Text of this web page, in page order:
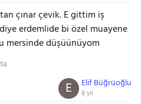
çınar çevik. E gittim iş
erdemlide bi özel muayene
mersinde düşüünüyom
Elif Büğrüoğlu
8 yıl
E